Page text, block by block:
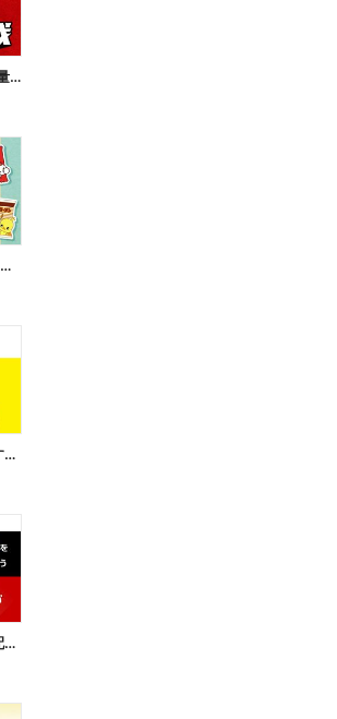
【おトク】お値段そのまま!45%増量作戦!
【サンリオ×メーカーマスコット】オリジナルグッズ貰える!
【おトク】大谷選手ファミマおむすび割
【おトク】お店で使えるクーポン配信中